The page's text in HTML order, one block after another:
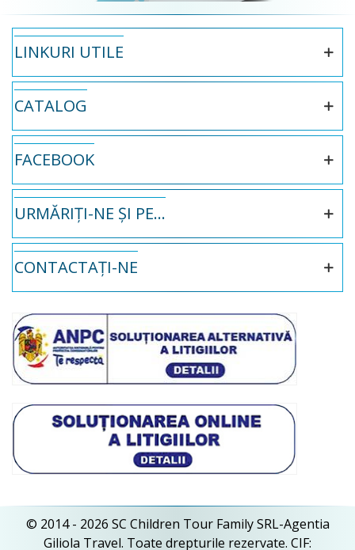
LINKURI UTILE
CATALOG
FACEBOOK
URMĂRIȚI-NE ȘI PE...
CONTACTAȚI-NE
© 2014 - 2026 SC Children Tour Family SRL-Agentia
Giliola Travel. Toate drepturile rezervate. CIF: